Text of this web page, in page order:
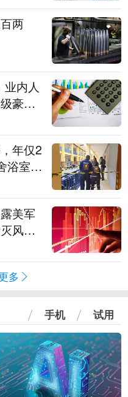
两
业内人
豪宅
年仅2
浴室发
扯
美军
风
多
手机 试用